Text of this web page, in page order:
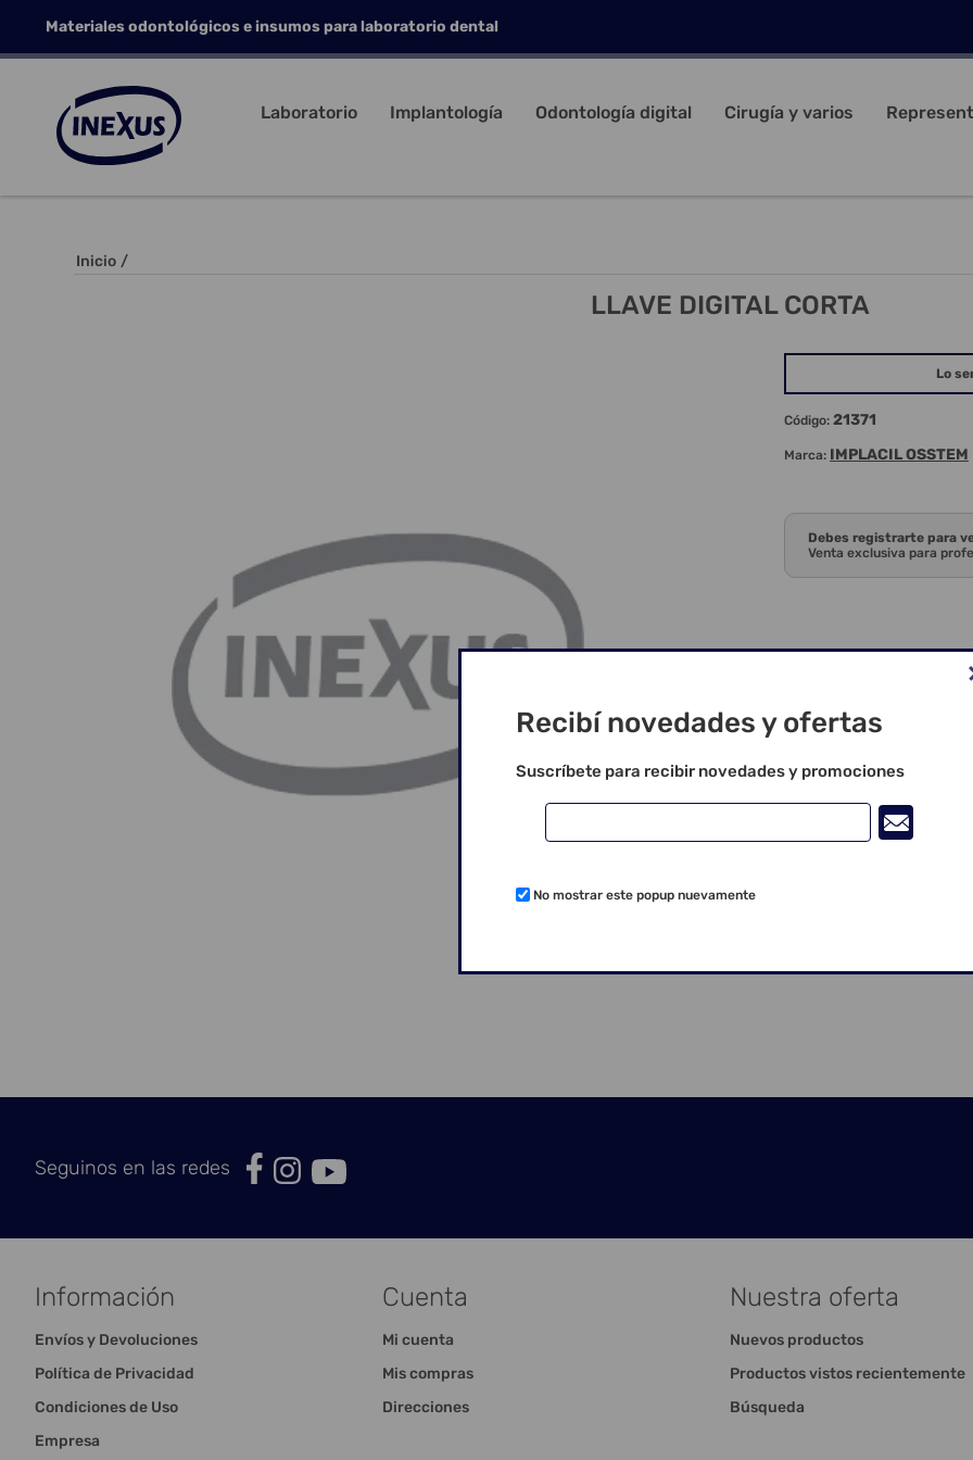
Materiales odontológicos e insumos para laboratorio dental
Laboratorio Implantología Odontología digital Cirugía y varios
Inicio /
LLAVE DIGITAL CORTA
Lo
Código: 21371
Marca: IMPLACIL OSSTEM
Debes registrarte para
Venta exclusiva para
Seguinos en las redes
Información
Envíos y Devoluciones
Política de Privacidad
Condiciones de Uso
Empresa
Cuenta
Mi cuenta
Mis compras
Direcciones
Nuestra oferta
Nuevos productos
Productos vistos recientemente
Búsqueda
Recibí novedades y ofertas
Suscríbete para recibir novedades y promociones
No mostrar este popup nuevamente